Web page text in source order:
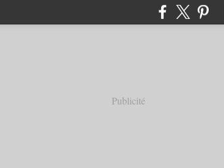
Publicité